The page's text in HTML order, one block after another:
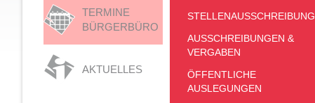
TERMINE
BÜRGERBÜRO
AKTUELLES
STELLENAUSSCHREIBUNG
AUSSCHREIBUNGEN &
VERGABEN
ÖFFENTLICHE
AUSLEGUNGEN